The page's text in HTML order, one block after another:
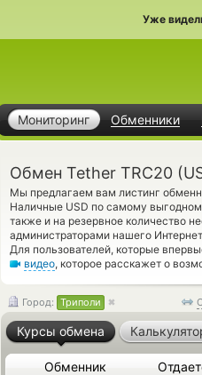
Уже
Мониторинг Обменники
Обмен Tether TRC20
Мы предлагаем вам листинг
Наличные USD по самому
также и на резервное количество
администраторами нашего
Для пользователей, которые
видео, которое расскажет о
Город: Триполи
Курсы обмена
Обменник